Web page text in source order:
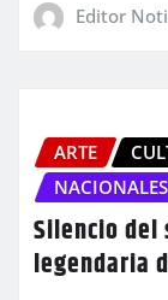
Editor
ARTE
NACIONALES
Silencio del
legendaria